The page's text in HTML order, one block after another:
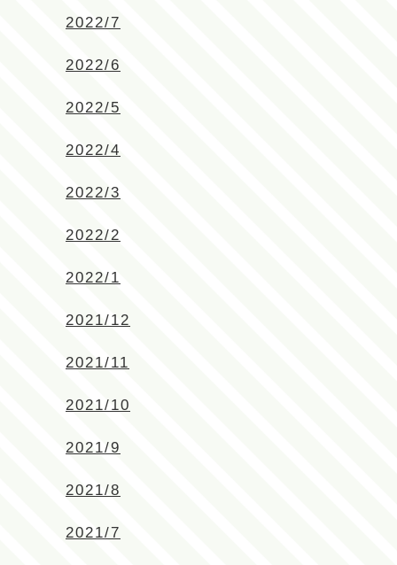
2022/7
2022/6
2022/5
2022/4
2022/3
2022/2
2022/1
2021/12
2021/11
2021/10
2021/9
2021/8
2021/7